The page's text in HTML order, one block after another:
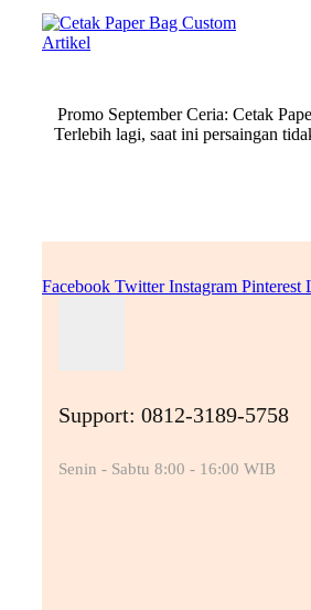
Artikel
Promo September Ceria: Cetak
Terlebih lagi, saat ini persaingan
Facebook Twitter Instagram Pinterest
Support: 0812-3189-5758
Senin - Sabtu 8:00 - 16:00 WIB